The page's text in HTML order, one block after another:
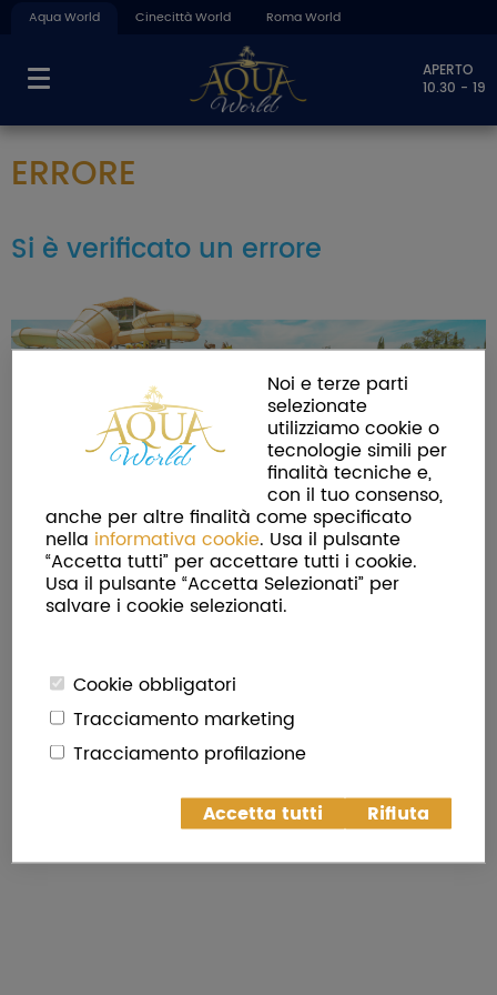
Noi e terze parti
selezionate
utilizziamo cookie o
tecnologie simili per
finalità tecniche e,
con il tuo consenso,
anche per altre finalità come specificato
nella informativa cookie. Usa il pulsante
“Accetta tutti” per accettare tutti i cookie.
Usa il pulsante “Accetta Selezionati” per
salvare i cookie selezionati.
Cookie obbligatori
Tracciamento marketing
Tracciamento profilazione
Accetta tutti Rifiuta
Aqua World Cinecittà World Roma World
APERTO
10.30 - 19
ERRORE
Si è verificato un errore
Torna in Home Page